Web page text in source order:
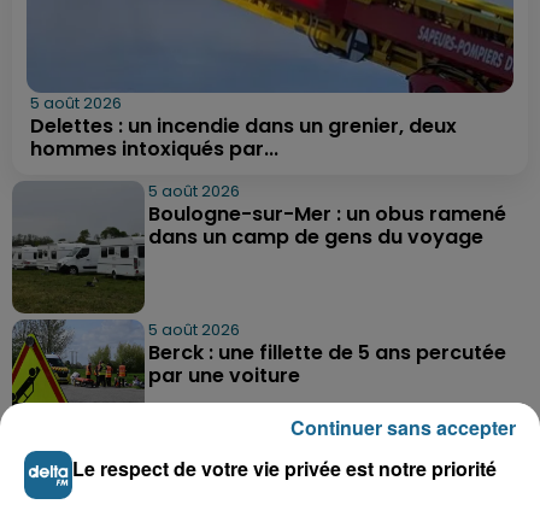
5 août 2026
Delettes : un incendie dans un grenier, deux
hommes intoxiqués par...
5 août 2026
Boulogne-sur-Mer : un obus ramené
dans un camp de gens du voyage
5 août 2026
Berck : une fillette de 5 ans percutée
par une voiture
5 août 2026
Le respect de votre vie privée est notre priorité
Continuer sans accepter